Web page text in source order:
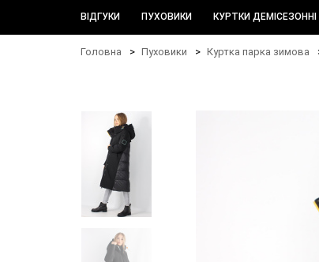
ВІДГУКИ ПУХОВИКИ КУРТКИ ДЕМІСЕЗОННІ
Головна Пуховики Куртка парка зимова